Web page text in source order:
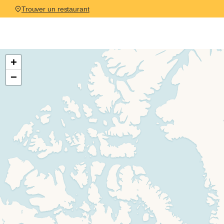
Trouver un restaurant
Leaflet Map
+
−